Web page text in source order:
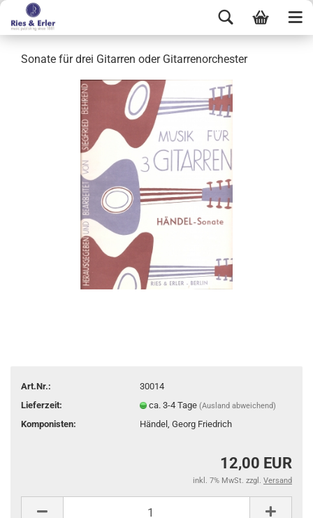
Sonate für drei Gitarren oder Gitarrenorchester
Art.Nr.:
30014
Lieferzeit:
ca. 3-4 Tage(Ausland abweichend)
Komponisten: Händel, Georg Friedrich
12,00 EUR
inkl. 7% MwSt. zzgl. Versand